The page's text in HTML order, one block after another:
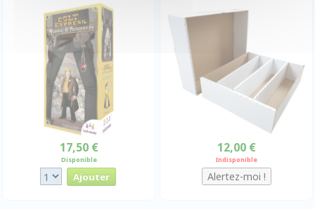
17,50 €
Disponible
12,00 €
Indisponible